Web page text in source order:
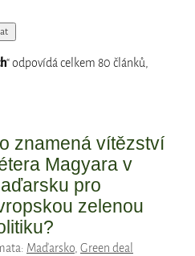
“ odpovídá celkem 80 článků,
znamená vítězství
Magyara v
pro
zelenou
Maďarsko, Green deal